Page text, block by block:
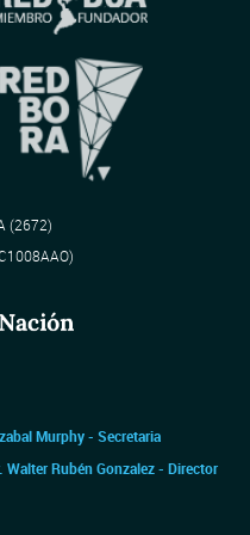
(2672)
Murphy - Secretaria
Walter Rubén Gonzalez - Director